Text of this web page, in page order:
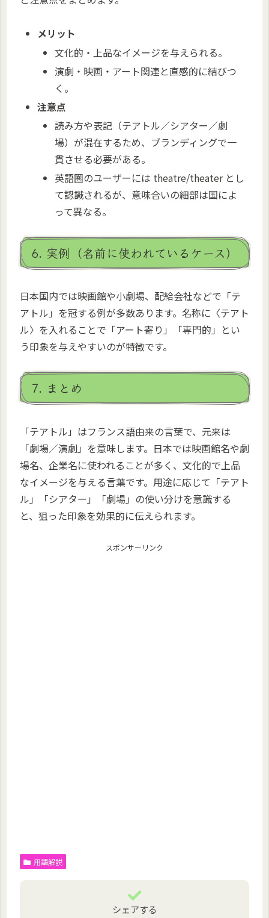
メリット
文化的・上品なイメージを与えられる。
演劇・映画・アート関連と直感的に結びつ
く。
注意点
読み方や表記（テアトル／シアター／劇
場）が混在するため、ブランディングで一
貫させる必要がある。
英語圏のユーザーには theatre/theaterとし
て認識されるが、意味合いの細部は国によ
って異なる。
6. 実例（名前に使われているケース）
日本国内では映画館や小劇場、配給会社などで「テ
アトル」を冠する例が多数あります。名称に〈テアト
ル〉を入れることで「アート寄り」「専門的」とい
う印象を与えやすいのが特徴です。
7. まとめ
「テアトル」はフランス語由来の言葉で、元来は
「劇場／演劇」を意味します。日本では映画館名や劇
場名、企業名に使われることが多く、文化的で上品
なイメージを与える言葉です。用途に応じて「テアト
ル」「シアター」「劇場」の使い分けを意識する
と、狙った印象を効果的に伝えられます。
スポンサーリンク
用語解説
シェアする